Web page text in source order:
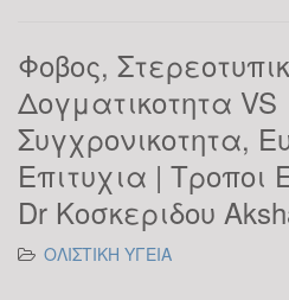
Φοβος,
Δογματικοτητα VS
Συγχρονικοτητα,
Επιτυχια | Τροποι
Dr Κοσκεριδου
ΟΛΙΣΤΙΚΗ ΥΓΕΙΑ